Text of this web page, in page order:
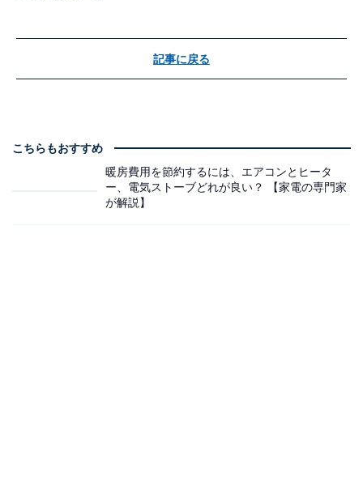
記事に戻る
こちらもおすすめ
暖房費用を節約するには、エアコンとヒータ
ー、電気ストーブどれが良い？ 【家電の専門家
が解説】